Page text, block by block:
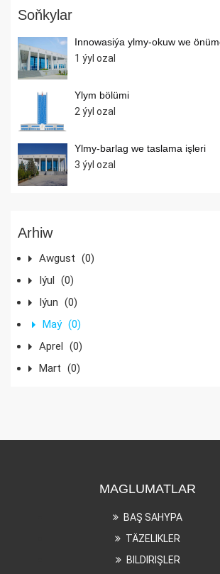
Soňkylar
Innowasiýa ylmy-okuw we
1 ýyl ozal
Ylym bölümi
2 ýyl ozal
Ylmy-barlag we taslama işleri
3 ýyl ozal
Arhiw
Awgust (0)
Iýul (0)
Iýun (0)
Maý (0)
Aprel (0)
Mart (0)
MAGLUMATLAR
BAŞ SAHYPA
TÄZELIKLER
BILDIRIŞLER